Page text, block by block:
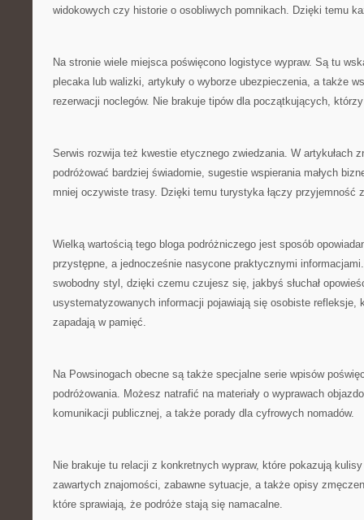
widokowych czy historie o osobliwych pomnikach. Dzięki temu
Na stronie wiele miejsca poświęcono logistyce wypraw. Są tu
plecaka lub walizki, artykuły o wyborze ubezpieczenia, a także
rezerwacji noclegów. Nie brakuje tipów dla początkujących,
Serwis rozwija też kwestie etycznego zwiedzania. W artykułach
podróżować bardziej świadomie, sugestie wspierania małych
mniej oczywiste trasy. Dzięki temu turystyka łączy przyjemność
Wielką wartością tego bloga podróżniczego jest sposób
przystępne, a jednocześnie nasycone praktycznymi
swobodny styl, dzięki czemu czujesz się, jakbyś słuchał
usystematyzowanych informacji pojawiają się osobiste refleksje,
zapadają w pamięć.
Na Powsinogach obecne są także specjalne serie wpisów
podróżowania. Możesz natrafić na materiały o wyprawach
komunikacji publicznej, a także porady dla cyfrowych nomadów.
Nie brakuje tu relacji z konkretnych wypraw, które pokazują
zawartych znajomości, zabawne sytuacje, a także opisy
które sprawiają, że podróże stają się namacalne.